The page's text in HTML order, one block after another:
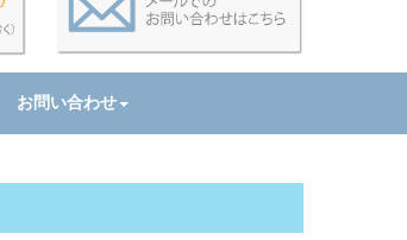
お問い合わせ